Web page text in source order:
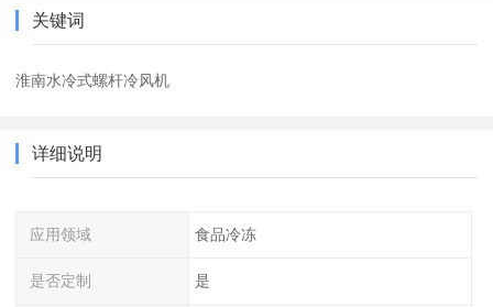
关键词
淮南水冷式螺杆冷风机
详细说明
应用领域 食品冷冻
是否定制 是